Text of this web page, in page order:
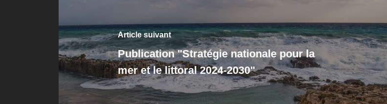
Article suivant
Publication "Stratégie nationale pour la
mer et le littoral 2024-2030"